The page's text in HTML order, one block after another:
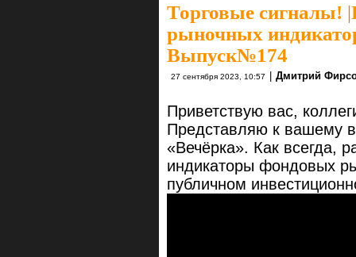
Торговые сигналы! |
рыночных
Выпуск№174
27 сентября 2023, 10:57 | Дмитрий
Приветствую вас,
Представляю к вашему
«Вечёрка». Как всегда,
индикаторы фондовых
публичном